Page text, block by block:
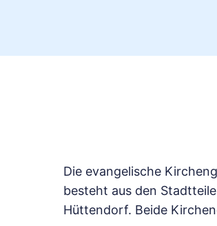
Die evangelische
besteht aus den
Hüttendorf. Beide